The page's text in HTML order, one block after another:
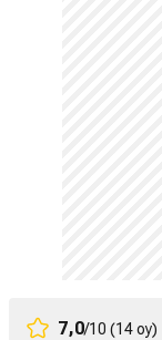
7,0/10 (14 oy)